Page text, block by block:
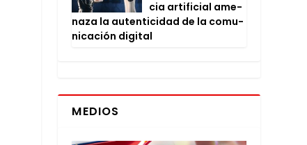
cia arti­fi­cial ame­
na­za la auten­ti­ci­dad de la comu­
ni­ca­ción digi­tal
MEDIOS